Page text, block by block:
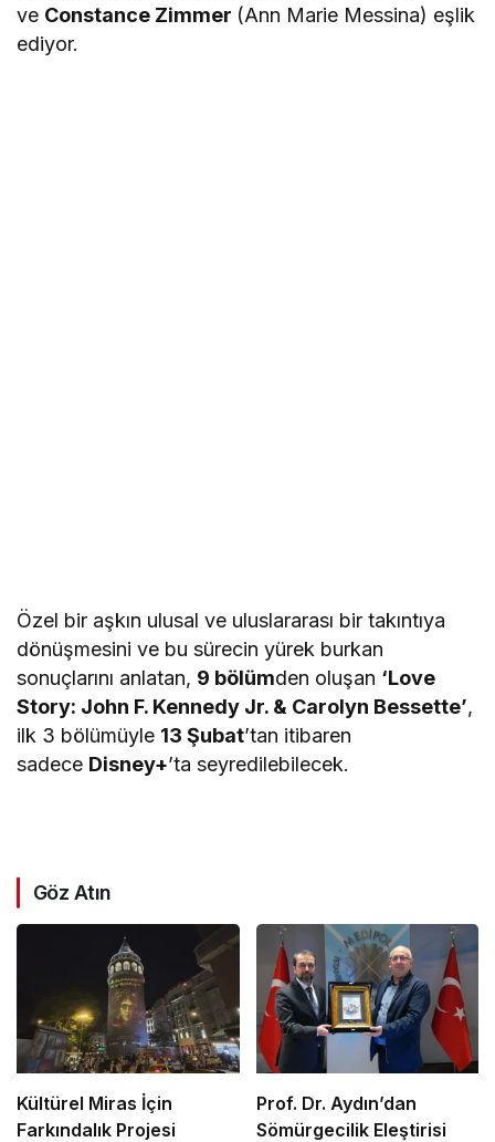
ve Constance Zimmer (Ann Marie Messina) eşlik
ediyor.
Özel bir aşkın ulusal ve uluslararası bir takıntıya
dönüşmesini ve bu sürecin yürek burkan
sonuçlarını anlatan, 9 bölümden oluşan ‘Love
Story: John F. Kennedy Jr. & Carolyn Bessette’,
ilk 3 bölümüyle 13 Şubat’tan itibaren
sadece Disney+’ta seyredilebilecek.
Göz Atın
Kültürel Miras İçin
Farkındalık Projesi
Prof. Dr. Aydın’dan
Sömürgecilik Eleştirisi